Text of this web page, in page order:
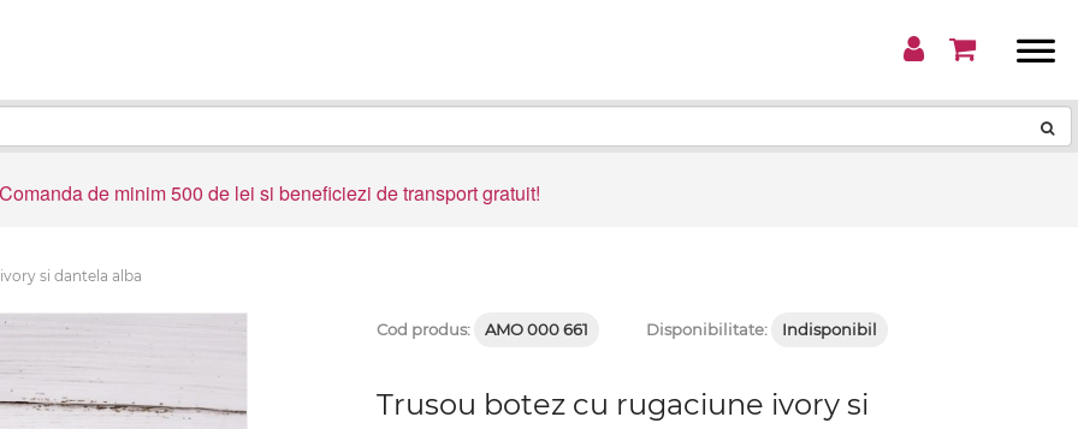
Comanda de minim 500 de lei si beneficiezi de transport gratuit!
si dantela alba
Cod produs: AMO 000 661 Disponibilitate: Indisponibil
Trusou botez cu rugaciune ivory si